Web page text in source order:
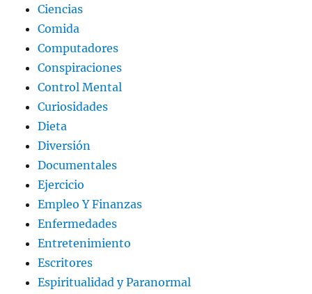
Ciencias
Comida
Computadores
Conspiraciones
Control Mental
Curiosidades
Dieta
Diversión
Documentales
Ejercicio
Empleo Y Finanzas
Enfermedades
Entretenimiento
Escritores
Espiritualidad y Paranormal